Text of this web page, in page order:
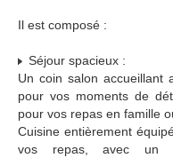
Il est composé :
Séjour spacieux :
Un coin salon accueillant
pour vos moments de
pour vos repas en famille
Cuisine entièrement
vos repas, avec un